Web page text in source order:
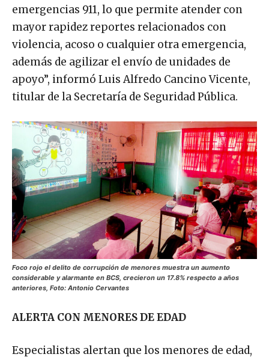
emergencias 911, lo que permite atender con
mayor rapidez reportes relacionados con
violencia, acoso o cualquier otra emergencia,
además de agilizar el envío de unidades de
apoyo”, informó Luis Alfredo Cancino Vicente,
titular de la Secretaría de Seguridad Pública.
Foco rojo el delito de corrupción de menores muestra un aumento
considerable y alarmante en BCS, crecieron un 17.8% respecto a años
anteriores, Foto: Antonio Cervantes
ALERTA CON MENORES DE EDAD
Especialistas alertan que los menores de edad,